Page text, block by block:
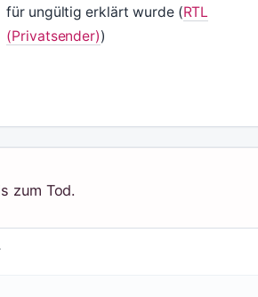
für ungültig erklärt wurde (RTL
(Privatsender))
zum Tod.